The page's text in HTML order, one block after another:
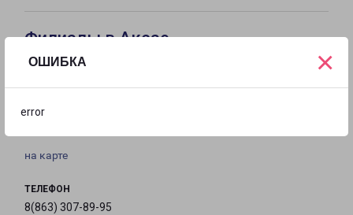
ОШИБКА
error
×
Филиалы в Аксае
Авиаторов, 5
на карте
ТЕЛЕФОН
8(863) 307-89-95